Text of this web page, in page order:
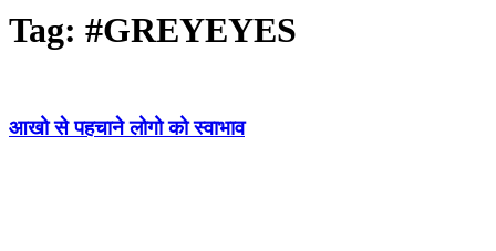
Tag: #GREYEYES
आखो से पहचाने लोगो को स्वाभाव